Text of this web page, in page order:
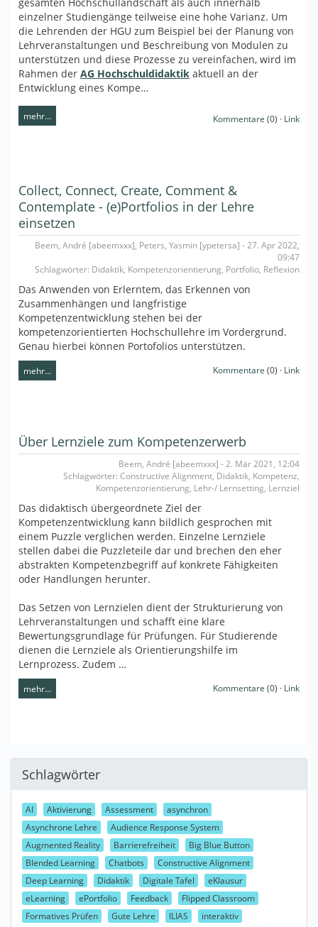
einzelner Studiengänge teilweise eine hohe Varianz. Um
die Lehrenden der HGU zum Beispiel bei der Planung von
Lehrveranstaltungen und Beschreibung von Modulen zu
unterstützen und diese Prozesse zu vereinfachen, wird im
Rahmen der AG Hochschuldidaktik aktuell an der
Entwicklung eines Kompe…
mehr… Kommentare (0) · Link
Collect, Connect, Create, Comment &
Contemplate - (e)Portfolios in der Lehre
einsetzen
Beem, André [abeemxxx], Peters, Yasmin [ypetersa] - 27. Apr 2022,
09:47
Schlagwörter: Didaktik, Kompetenzorientierung, Portfolio, Reflexion
Das Anwenden von Erlerntem, das Erkennen von
Zusammenhängen und langfristige
Kompetenzentwicklung stehen bei der
kompetenzorientierten Hochschullehre im Vordergrund.
Genau hierbei können Portofolios unterstützen.
mehr… Kommentare (0) · Link
Über Lernziele zum Kompetenzerwerb
Beem, André [abeemxxx] - 2. Mär 2021, 12:04
Schlagwörter: Constructive Alignment, Didaktik, Kompetenz,
Kompetenzorientierung, Lehr-/ Lernsetting, Lernziel
Das didaktisch übergeordnete Ziel der
Kompetenzentwicklung kann bildlich gesprochen mit
einem Puzzle verglichen werden. Einzelne Lernziele
stellen dabei die Puzzleteile dar und brechen den eher
abstrakten Kompetenzbegriff auf konkrete Fähigkeiten
oder Handlungen herunter.
Das Setzen von Lernzielen dient der Strukturierung von
Lehrveranstaltungen und schafft eine klare
Bewertungsgrundlage für Prüfungen. Für Studierende
dienen die Lernziele als Orientierungshilfe im
Lernprozess. Zudem …
mehr… Kommentare (0) · Link
Schlagwörter
AI Aktivierung Assessment
asynchron
Asynchrone Lehre
Audience Response System
Augmented Reality
Barrierefreiheit
Big Blue Button
Blended Learning
Chatbots
Constructive Alignment
Deep Learning
Didaktik Digitale Tafel
eKlausur
eLearning
ePortfolio Feedback
Flipped Classroom
Formatives Prüfen
Gute Lehre ILIAS
interaktiv